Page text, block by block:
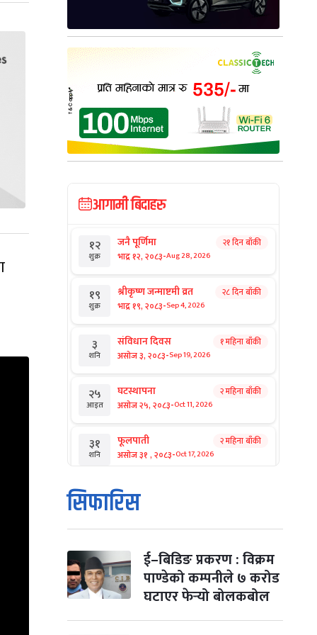
आगामी बिदाहरु
१२
शुक्र
जनै पूर्णिमा
भाद्र १२, २०८३-Aug 28, 2026
२१ दिन बाँकी
१९
शुक्र
श्रीकृष्ण जन्माष्टमी व्रत
भाद्र १९, २०८३-Sep 4, 2026
२८ दिन बाँकी
३
शनि
संविधान दिवस
असोज ३, २०८३-Sep 19, 2026
१ महिना बाँकी
२५
आइत
घटस्थापना
असोज २५, २०८३-Oct 11, 2026
२ महिना बाँकी
३१
शनि
फूलपाती
असोज ३१ , २०८३-Oct 17, 2026
२ महिना बाँकी
१
आइत
कार्तिक सङ्क्रान्ति
कार्तिक १, २०८३
मंगल कार्तिक ३, २०८३-Oct 20, 2026
४ विजयादशमी
कार्तिक ४, २०८३-Oct 21, 2026
२ महिना बाँकी
सिफारिस
ई–बिडिङ प्रकरण : विक्रम
पाण्डेको कम्पनीले ७ करोड
घटाएर फेर्‍यो बोलकबोल